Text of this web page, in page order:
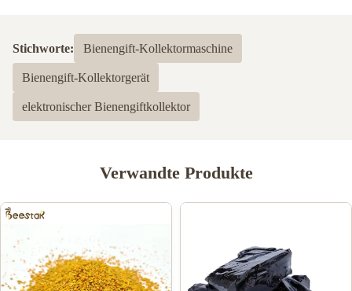
Stichworte: Bienengift-Kollektormaschine
Bienengift-Kollektorgerät
elektronischer Bienengiftkollektor
Verwandte Produkte